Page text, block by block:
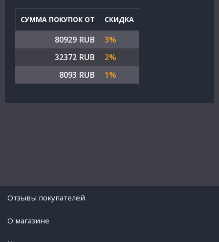
СУММА ПОКУПОК ОТ СКИДКА
80929 RUB
3%
32372 RUB
2%
8093 RUB
1%
Отзывы покупателей
O магазине